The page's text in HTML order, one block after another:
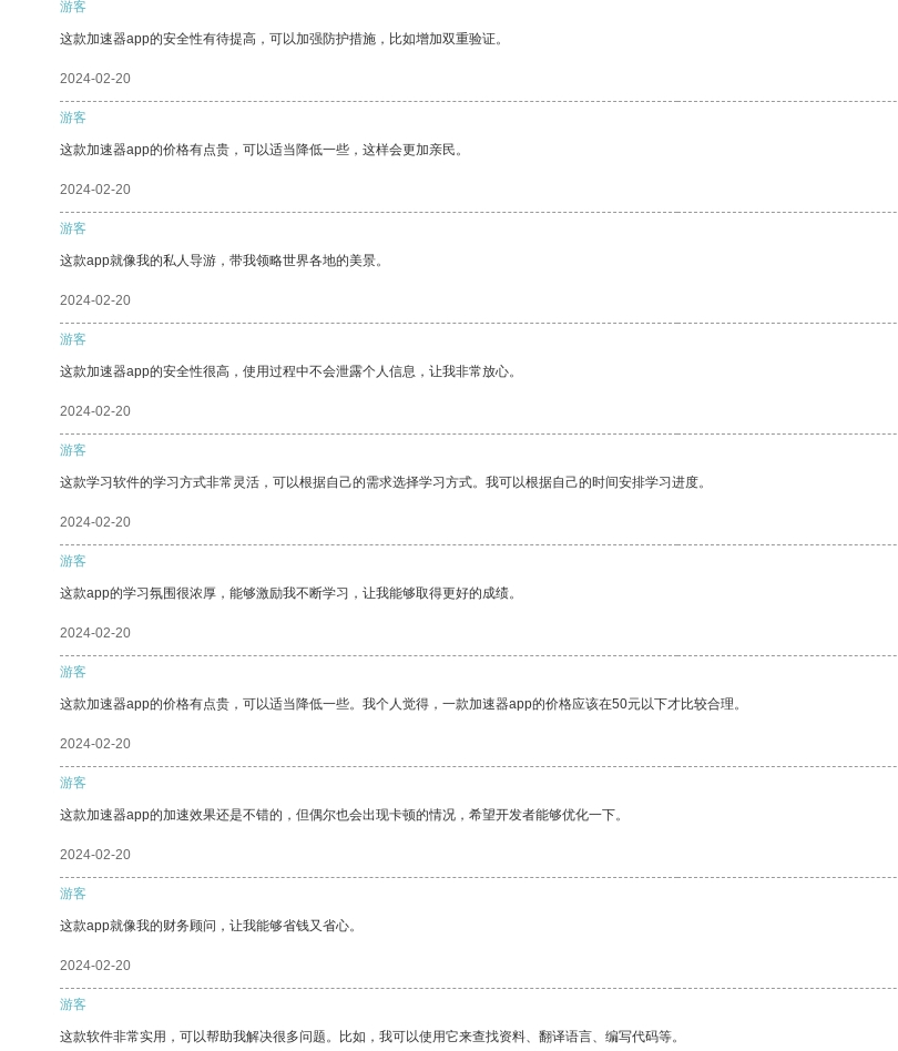
游客
这款加速器app的安全性有待提高，可以加强防护措施，比如增加双重验证。
2024-02-20
游客
这款加速器app的价格有点贵，可以适当降低一些，这样会更加亲民。
2024-02-20
游客
这款app就像我的私人导游，带我领略世界各地的美景。
2024-02-20
游客
这款加速器app的安全性很高，使用过程中不会泄露个人信息，让我非常放心。
2024-02-20
游客
这款学习软件的学习方式非常灵活，可以根据自己的需求选择学习方式。我可以根据自己的时间安排学习进度。
2024-02-20
游客
这款app的学习氛围很浓厚，能够激励我不断学习，让我能够取得更好的成绩。
2024-02-20
游客
这款加速器app的价格有点贵，可以适当降低一些。我个人觉得，一款加速器app的价格应该在50元以下才比较合理。
2024-02-20
游客
这款加速器app的加速效果还是不错的，但偶尔也会出现卡顿的情况，希望开发者能够优化一下。
2024-02-20
游客
这款app就像我的财务顾问，让我能够省钱又省心。
2024-02-20
游客
这款软件非常实用，可以帮助我解决很多问题。比如，我可以使用它来查找资料、翻译语言、编写代码等。